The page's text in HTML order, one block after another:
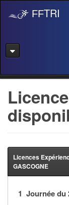
FFTRI
Pass Rentrée
Devenir
Licences
GASCOGNE
1 Journée du